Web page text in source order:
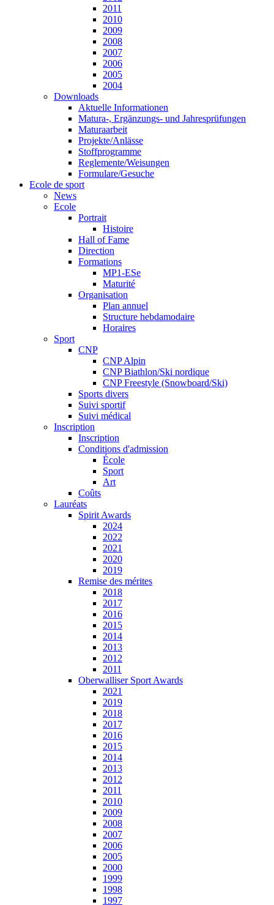
2011
2010
2009
2008
2007
2006
2005
2004
Downloads
Aktuelle Informationen
Matura-, Ergänzungs- und Jahresprüfungen
Maturaarbeit
Projekte/Anlässe
Stoffprogramme
Reglemente/Weisungen
Formulare/Gesuche
Ecole de sport
News
Ecole
Portrait
Histoire
Hall of Fame
Direction
Formations
MP1-ESe
Maturité
Organisation
Plan annuel
Structure hebdamodaire
Horaires
Sport
CNP
CNP Alpin
CNP Biathlon/Ski nordique
CNP Freestyle (Snowboard/Ski)
Sports divers
Suivi sportif
Suivi médical
Inscription
Inscription
Conditions d'admission
École
Sport
Art
Coûts
Lauréats
Spirit Awards
2024
2022
2021
2020
2019
Remise des mérites
2018
2017
2016
2015
2014
2013
2012
2011
Oberwalliser Sport Awards
2021
2019
2018
2017
2016
2015
2014
2013
2012
2011
2010
2009
2008
2007
2006
2005
2000
1999
1998
1997